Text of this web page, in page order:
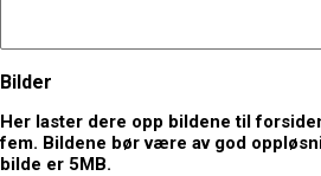
Bilder
Her laster dere opp bildene til
fem. Bildene bør være av god
bilde er 5MB.